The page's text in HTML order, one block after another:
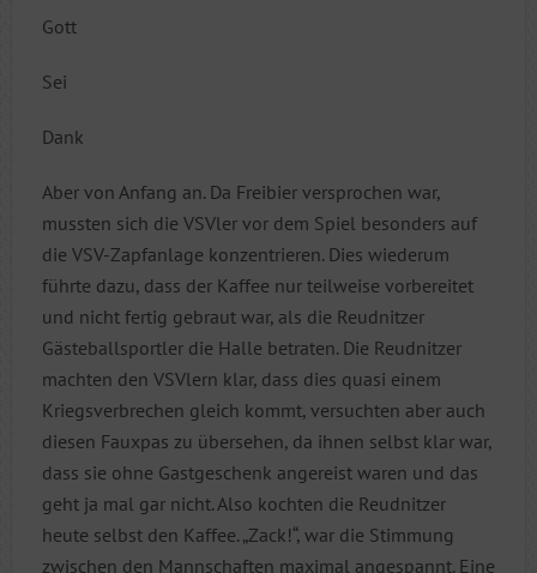
Gott
Sei
Dank
Aber von Anfang an. Da Freibier versprochen war,
mussten sich die VSVler vor dem Spiel besonders auf
die VSV-Zapfanlage konzentrieren. Dies wiederum
führte dazu, dass der Kaffee nur teilweise vorbereitet
und nicht fertig gebraut war, als die Reudnitzer
Gästeballsportler die Halle betraten. Die Reudnitzer
machten den VSVlern klar, dass dies quasi einem
Kriegsverbrechen gleich kommt, versuchten aber auch
diesen Fauxpas zu übersehen, da ihnen selbst klar war,
dass sie ohne Gastgeschenk angereist waren und das
geht ja mal gar nicht. Also kochten die Reudnitzer
heute selbst den Kaffee. „Zack!“, war die Stimmung
zwischen den Mannschaften maximal angespannt. Eine